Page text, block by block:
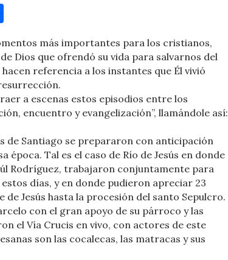
más importantes para los cristianos,
Dios que ofrendó su vida para salvarnos del
referencia a los instantes que Él vivió
a escenas estos episodios entre los
encuentro y evangelización”, llamándole así:
de Santiago se prepararon con anticipación
época. Tal es el caso de Río de Jesús en donde
Rodríguez, trabajaron conjuntamente para
días, y en donde pudieron apreciar 23
Jesús hasta la procesión del santo Sepulcro.
con el gran apoyo de su párroco y las
el Vía Crucis en vivo, con actores de este
son las cocalecas, las matracas y sus